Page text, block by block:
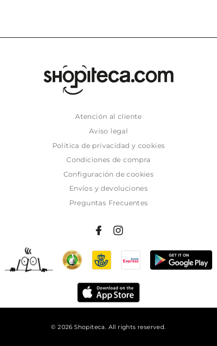
Atención al cliente
Aviso legal
Politica de privacidad y cookies
Condiciones de compra
Configuración de cookies
Envíos y devoluciones
Preguntas Frecuentes
© 2026 Shopiteca. All rights reserved.